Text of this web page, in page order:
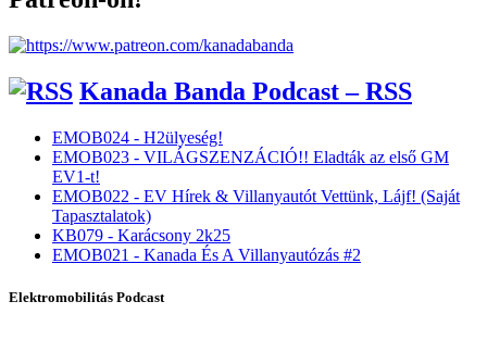
Kanada Banda Podcast – RSS
EMOB024 - H2ülyeség!
EMOB023 - VILÁGSZENZÁCIÓ!! Eladták az első GM
EV1-t!
EMOB022 - EV Hírek & Villanyautót Vettünk, Lájf! (Saját
Tapasztalatok)
KB079 - Karácsony 2k25
EMOB021 - Kanada És A Villanyautózás #2
Elektromobilitás Podcast